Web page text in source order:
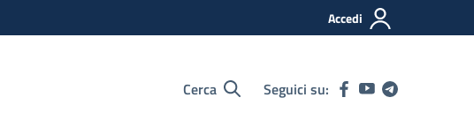
Accedi
Cerca Seguici su: